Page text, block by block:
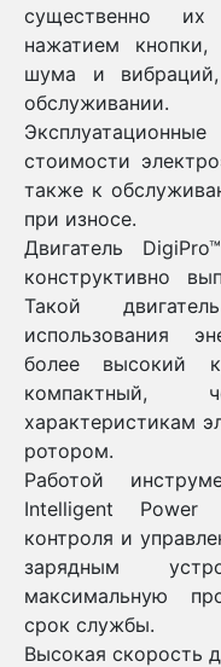
существенно их
нажатием кнопки,
шума и
обслуживании.
стоимости
также к
при износе.
Двигатель
конструктивно
Такой
использования
более высокий
компактный,
характеристикам
ротором.
Работой
Intelligent Power
контроля и
зарядным
максимальную
срок службы.
Высокая скорость